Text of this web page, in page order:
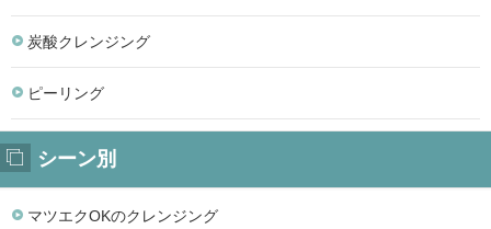
炭酸クレンジング
ピーリング
シーン別
マツエクOKのクレンジング